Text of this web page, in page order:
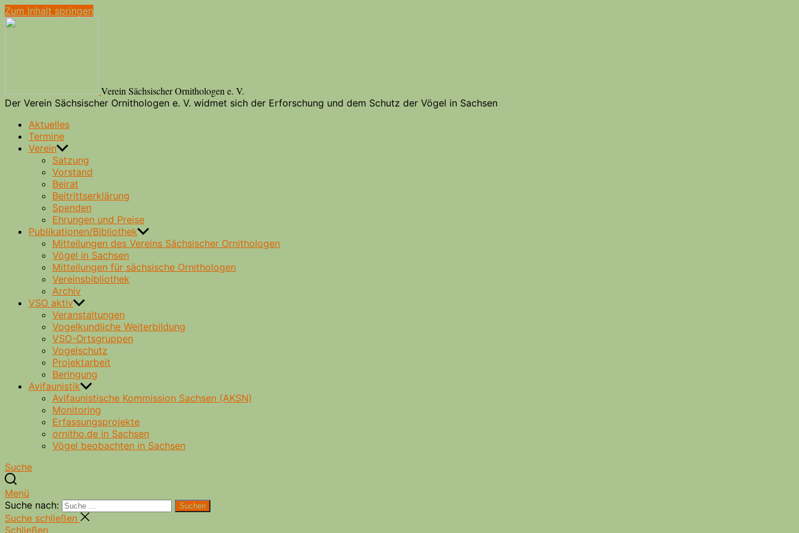
Zum Inhalt springen
Verein Sächsischer Ornithologen e. V.
Der Verein Sächsischer Ornithologen e. V. widmet sich der Erforschung und dem Schutz der Vögel in Sachsen
Aktuelles
Termine
Verein
Satzung
Vorstand
Beirat
Beitrittserklärung
Spenden
Ehrungen und Preise
Publikationen/Bibliothek
Mitteilungen des Vereins Sächsischer Ornithologen
Vögel in Sachsen
Mitteilungen für sächsische Ornithologen
Vereinsbibliothek
Archiv
VSO aktiv
Veranstaltungen
Vogelkundliche Weiterbildung
VSO-Ortsgruppen
Vogelschutz
Projektarbeit
Beringung
Avifaunistik
Avifaunistische Kommission Sachsen (AKSN)
Monitoring
Erfassungsprojekte
ornitho.de in Sachsen
Vögel beobachten in Sachsen
Suche
Menü
Suche nach:
Suchen
Suche schließen
Schließen